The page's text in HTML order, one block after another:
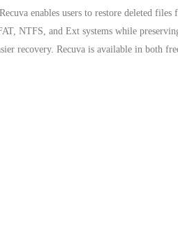
Recuva enables users to restore deleted
NTFS, and Ext systems while
recovery. Recuva is available in both